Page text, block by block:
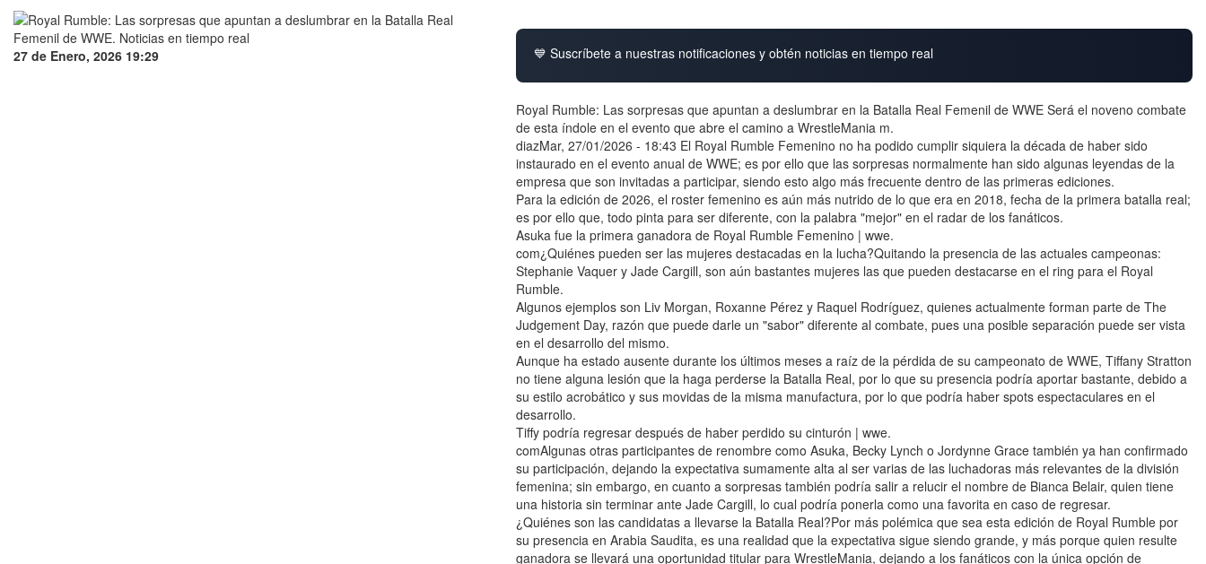
27 de Enero, 2026 19:29 💙 Suscríbete a nuestras notificaciones y obtén noticias en tiempo real
Royal Rumble: Las sorpresas que apuntan a deslumbrar en la Batalla Real Femenil de WWE Será el noveno combate
de esta índole en el evento que abre el camino a WrestleMania m.
diazMar, 27/01/2026 - 18:43 El Royal Rumble Femenino no ha podido cumplir siquiera la década de haber sido
instaurado en el evento anual de WWE; es por ello que las sorpresas normalmente han sido algunas leyendas de la
empresa que son invitadas a participar, siendo esto algo más frecuente dentro de las primeras ediciones.
Para la edición de 2026, el roster femenino es aún más nutrido de lo que era en 2018, fecha de la primera batalla real;
es por ello que, todo pinta para ser diferente, con la palabra "mejor" en el radar de los fanáticos.
Asuka fue la primera ganadora de Royal Rumble Femenino | wwe.
com¿Quiénes pueden ser las mujeres destacadas en la lucha?Quitando la presencia de las actuales campeonas:
Stephanie Vaquer y Jade Cargill, son aún bastantes mujeres las que pueden destacarse en el ring para el Royal
Rumble.
Algunos ejemplos son Liv Morgan, Roxanne Pérez y Raquel Rodríguez, quienes actualmente forman parte de The
Judgement Day, razón que puede darle un "sabor" diferente al combate, pues una posible separación puede ser vista
en el desarrollo del mismo.
Aunque ha estado ausente durante los últimos meses a raíz de la pérdida de su campeonato de WWE, Tiffany Stratton
no tiene alguna lesión que la haga perderse la Batalla Real, por lo que su presencia podría aportar bastante, debido a
su estilo acrobático y sus movidas de la misma manufactura, por lo que podría haber spots espectaculares en el
desarrollo.
Tiffy podría regresar después de haber perdido su cinturón | wwe.
comAlgunas otras participantes de renombre como Asuka, Becky Lynch o Jordynne Grace también ya han confirmado
su participación, dejando la expectativa sumamente alta al ser varias de las luchadoras más relevantes de la división
femenina; sin embargo, en cuanto a sorpresas también podría salir a relucir el nombre de Bianca Belair, quien tiene
una historia sin terminar ante Jade Cargill, lo cual podría ponerla como una favorita en caso de regresar.
¿Quiénes son las candidatas a llevarse la Batalla Real?Por más polémica que sea esta edición de Royal Rumble por
su presencia en Arabia Saudita, es una realidad que la expectativa sigue siendo grande, y más porque quien resulte
ganadora se llevará una oportunidad titular para WrestleMania, dejando a los fanáticos con la única opción de